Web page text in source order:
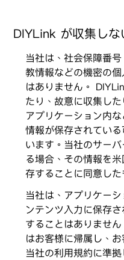
DIYLink が収集しな
当社は、社会保障番
教情報などの機密の
はありません。
たり、故意に収集し
アプリケーション内
情報が保存されてい
います。当社のサー
る場合、その情報を
存することに同意し
当社は、アプリケー
ンテンツ入力に保存
することはありませ
はお客様に帰属し、
当社の利用規約に準